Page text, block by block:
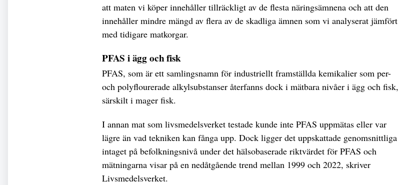
att maten vi köper innehåller tillräckligt av de flesta näringsämnena och att den
innehåller mindre mängd av flera av de skadliga ämnen som vi analyserat jämfört
med tidigare matkorgar.
PFAS i ägg och fisk
PFAS, som är ett samlingsnamn för industriellt framställda kemikalier som per-
och polyflourerade alkylsubstanser återfanns dock i mätbara nivåer i ägg och fisk,
särskilt i mager fisk.
I annan mat som livsmedelsverket testade kunde inte PFAS uppmätas eller var
lägre än vad tekniken kan fånga upp. Dock ligger det uppskattade genomsnittliga
intaget på befolkningsnivå under det hälsobaserade riktvärdet för PFAS och
mätningarna visar på en nedåtgående trend mellan 1999 och 2022, skriver
Livsmedelsverket.